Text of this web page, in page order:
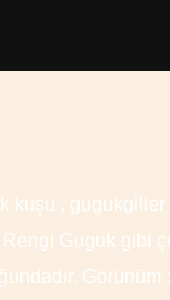
kuşu ,
Guguk gibi